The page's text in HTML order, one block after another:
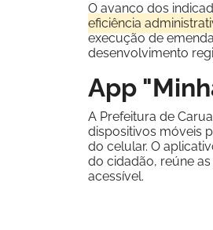
O avanço dos
eficiência
execução de
desenvolvimento
App
A Prefeitura de
dispositivos móveis
do celular. O
do cidadão, reúne
acessível.